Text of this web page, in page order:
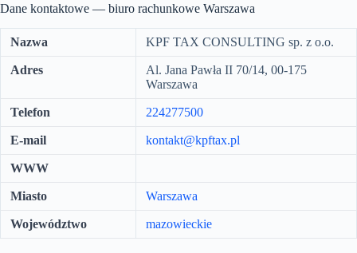
Dane kontaktowe — biuro rachunkowe Warszawa
Nazwa KPF TAX CONSULTING sp. z o.o.
Adres
Al. Jana Pawła II 70/14, 00-175
Warszawa
Telefon 224277500
E-mail kontakt@kpftax.pl
WWW
Miasto Warszawa
Województwo mazowieckie